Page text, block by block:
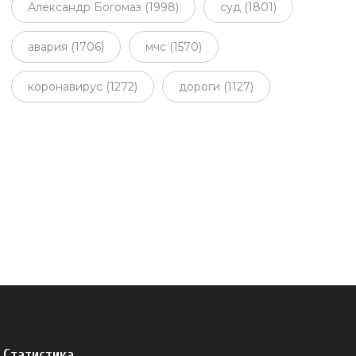
Александр Богомаз (1998) суд (1801)
авария (1706) мчс (1570)
коронавирус (1272) дороги (1127)